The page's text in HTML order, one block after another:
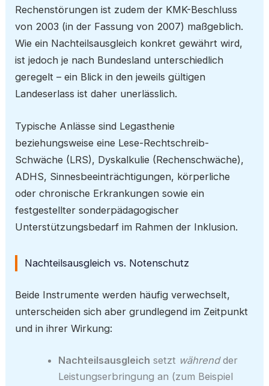
Rechenstörungen ist zudem der KMK-Beschluss
von 2003 (in der Fassung von 2007) maßgeblich.
Wie ein Nachteilsausgleich konkret gewährt wird,
ist jedoch je nach Bundesland unterschiedlich
geregelt – ein Blick in den jeweils gültigen
Landeserlass ist daher unerlässlich.
Typische Anlässe sind Legasthenie
beziehungsweise eine Lese-Rechtschreib-
Schwäche (LRS), Dyskalkulie (Rechenschwäche),
ADHS, Sinnesbeeinträchtigungen, körperliche
oder chronische Erkrankungen sowie ein
festgestellter sonderpädagogischer
Unterstützungsbedarf im Rahmen der Inklusion.
Nachteilsausgleich vs. Notenschutz
Beide Instrumente werden häufig verwechselt,
unterscheiden sich aber grundlegend im Zeitpunkt
und in ihrer Wirkung:
Nachteilsausgleich setzt währendder
Leistungserbringung an (zum Beispiel